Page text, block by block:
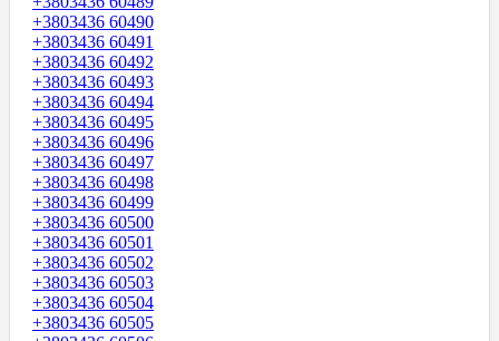
+3803436 60490
+3803436 60491
+3803436 60492
+3803436 60493
+3803436 60494
+3803436 60495
+3803436 60496
+3803436 60497
+3803436 60498
+3803436 60499
+3803436 60500
+3803436 60501
+3803436 60502
+3803436 60503
+3803436 60504
+3803436 60505